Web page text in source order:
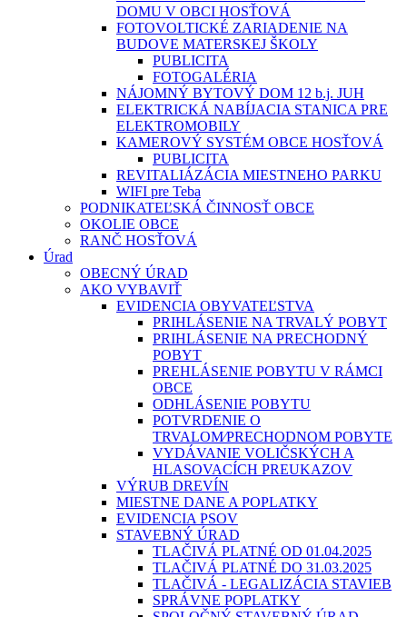
DOMU V OBCI HOSŤOVÁ
FOTOVOLTICKÉ ZARIADENIE NA
BUDOVE MATERSKEJ ŠKOLY
PUBLICITA
FOTOGALÉRIA
NÁJOMNÝ BYTOVÝ DOM 12 b.j. JUH
ELEKTRICKÁ NABÍJACIA STANICA PRE
ELEKTROMOBILY
KAMEROVÝ SYSTÉM OBCE HOSŤOVÁ
PUBLICITA
REVITALIÁZÁCIA MIESTNEHO PARKU
WIFI pre Teba
PODNIKATEĽSKÁ ČINNOSŤ OBCE
OKOLIE OBCE
RANČ HOSŤOVÁ
Úrad
OBECNÝ ÚRAD
AKO VYBAVIŤ
EVIDENCIA OBYVATEĽSTVA
PRIHLÁSENIE NA TRVALÝ POBYT
PRIHLÁSENIE NA PRECHODNÝ
POBYT
PREHLÁSENIE POBYTU V RÁMCI
OBCE
ODHLÁSENIE POBYTU
POTVRDENIE O
TRVALOM⁄PRECHODNOM POBYTE
VYDÁVANIE VOLIČSKÝCH A
HLASOVACÍCH PREUKAZOV
VÝRUB DREVÍN
MIESTNE DANE A POPLATKY
EVIDENCIA PSOV
STAVEBNÝ ÚRAD
TLAČIVÁ PLATNÉ OD 01.04.2025
TLAČIVÁ PLATNÉ DO 31.03.2025
TLAČIVÁ - LEGALIZÁCIA STAVIEB
SPRÁVNE POPLATKY